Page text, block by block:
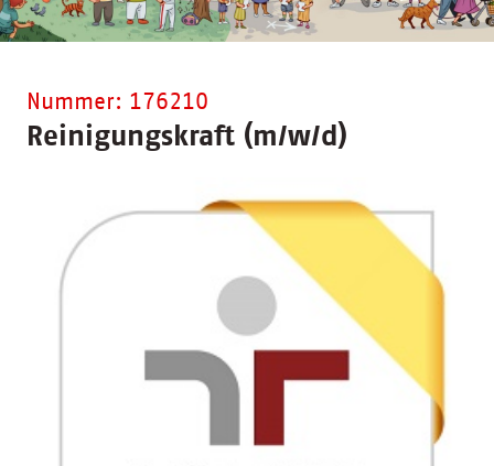
Nummer: 176210
Reinigungskraft (m/w/d)